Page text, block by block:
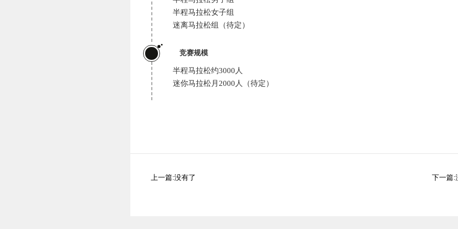
半程马拉松女子组
迷离马拉松组（待定）
竞赛规模
半程马拉松约3000人
迷你马拉松月2000人（待定）
上一篇:没有了 下一篇: